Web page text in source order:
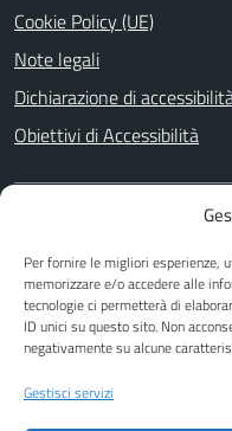
Per fornire le migliori esperienze,
memorizzare e/o accedere alle
tecnologie ci permetterà di
ID unici su questo sito. Non
negativamente su alcune
Gestisci servizi
Cookie Policy (UE)
Note legali
Dichiarazione di
Obiettivi di Accessibilità
Facebook
Attuazione Misure PNRR
Piano di